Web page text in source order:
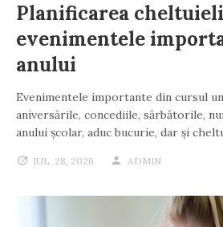
Planificarea
evenimentele
anului
Evenimentele importante din cursul
aniversările, concediile, sărbătorile,
anului școlar, aduc bucurie, dar și
IUL. 28, 2026 ADMIN